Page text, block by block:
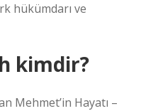
hükümdarı ve
kimdir?
Mehmet’in Hayatı –